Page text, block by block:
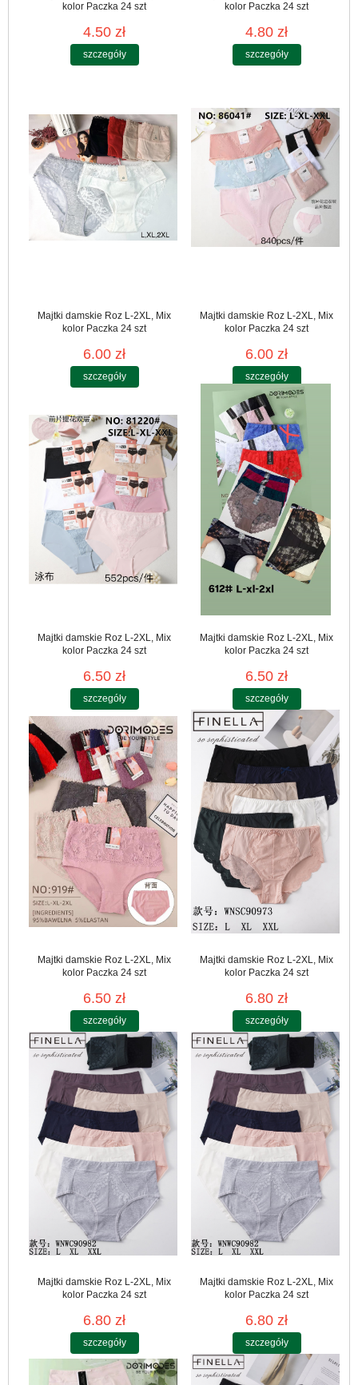
kolor Paczka 24 szt
4.50 zł
szczegóły
kolor Paczka 24 szt
4.80 zł
szczegóły
Majtki damskie Roz L-2XL, Mix
kolor Paczka 24 szt
6.00 zł
szczegóły
Majtki damskie Roz L-2XL, Mix
kolor Paczka 24 szt
6.00 zł
szczegóły
Majtki damskie Roz L-2XL, Mix
kolor Paczka 24 szt
6.50 zł
szczegóły
Majtki damskie Roz L-2XL, Mix
kolor Paczka 24 szt
6.50 zł
szczegóły
Majtki damskie Roz L-2XL, Mix
kolor Paczka 24 szt
6.50 zł
szczegóły
Majtki damskie Roz L-2XL, Mix
kolor Paczka 24 szt
6.80 zł
szczegóły
Majtki damskie Roz L-2XL, Mix
kolor Paczka 24 szt
6.80 zł
szczegóły
Majtki damskie Roz L-2XL, Mix
kolor Paczka 24 szt
6.80 zł
szczegóły